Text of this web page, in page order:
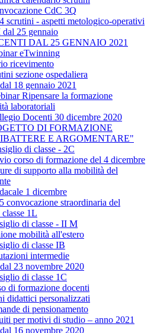
CdC 3Q
scrutini - aspetti metologico-operativi
25 gennaio
DAL 25 GENNAIO 2021
eTwinning
ricevimento
sezione ospedaliera
18 gennaio 2021
Ripensare la formazione
laboratoriali
Docenti 30 dicembre 2020
DI FORMAZIONE
E ARGOMENTARE"
di classe - 2C
corso di formazione del 4 dicembre
di supporto alla mobilità del
1 dicembre
convocazione straordinaria del
1L
di classe - II M
mobilità all'estero
di classe IB
intermedie
23 novembre 2020
di classe 1C
di formazione docenti
didattici personalizzati
di pensionamento
per motivi di studio – anno 2021
16 novembre 2020